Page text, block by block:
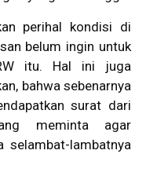
perihal kondisi di
belum ingin untuk
itu. Hal ini juga
bahwa sebenarnya
surat dari
meminta agar
selambat-lambatnya